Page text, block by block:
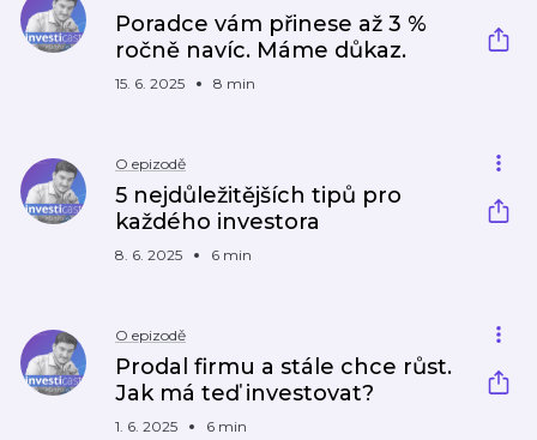
Poradce vám přinese až 3 %
ročně navíc. Máme důkaz.
15. 6. 2025 8 min
O epizodě
5 nejdůležitějších tipů pro
každého investora
8. 6. 2025 6 min
O epizodě
Prodal firmu a stále chce růst.
Jak má teď investovat?
1. 6. 2025 6 min